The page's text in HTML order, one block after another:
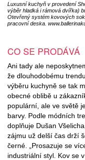
Luxusní kuchyň v provedení
výběr hladká i rámová dvířka)
Otevřený systém kovových
pracovní deska.
CO SE PRODÁVÁ
Ani tady ale
že dlouhodobému
výběru kuchyně se tak
obecné oblibě u
populární, ale ve světě
barvy. Podle módních
doplňuje Dušan
zájmu už delší čas drží
černé. „Prosazuje se
industriální styl. Kov se